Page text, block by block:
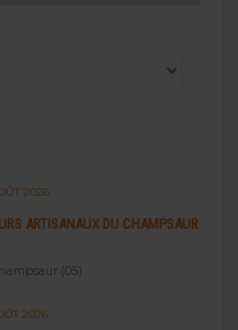
2026
ARTISANAUX DU CHAMPSAUR
(05)
2026